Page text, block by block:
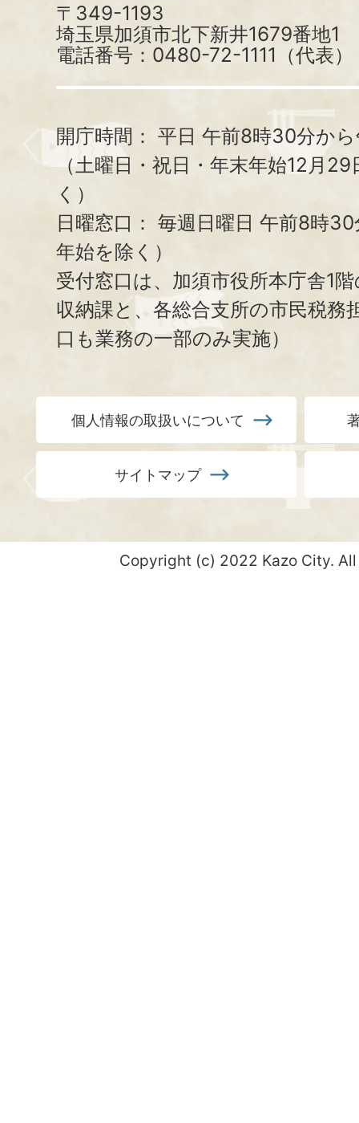
〒349-1193
埼玉県加須市北下新井1679番地1
電話番号：0480-72-1111（代表）
開庁時間： 平日 午前8時30分か
（土曜日・祝日・年末年始12月
く）
日曜窓口： 毎週日曜日 午前8時
年始を除く）
受付窓口は、加須市役所本庁舎1
収納課と、 各総合支所の市民税務
口も業務の一部のみ実施）
個人情報の取扱いについて
サイトマップ
Copyright (c) 2022 Kazo City.